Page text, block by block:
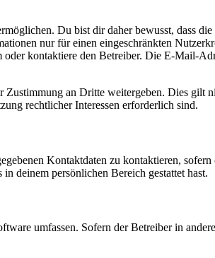
Du bist dir daher bewusst, dass
nur für einen eingeschränkten
kontaktiere den Betreiber. Die E-Mail-
an Dritte weitergeben. Dies gilt
rechtlicher Interessen erforderlich sind.
Kontaktdaten zu kontaktieren,
deinem persönlichen Bereich gestattet hast.
umfassen. Sofern der Betreiber in